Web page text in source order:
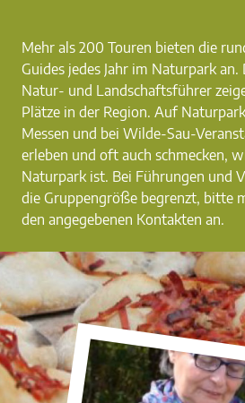
Mehr als 200 Touren bieten die
Guides jedes Jahr im Naturpark
Natur- und Landschaftsführer
Plätze in der Region. Auf
Messen und bei Wilde-Sau-
erleben und oft auch schmecken,
Naturpark ist. Bei Führungen und
die Gruppengröße begrenzt, bitte
den angegebenen Kontakten an.